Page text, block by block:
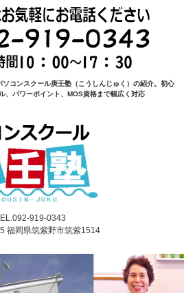
コンスクール庚壬塾（こうしんじゅく）の紹介。初心
、パワーポイント、MOS資格まで幅広く対応
919-0343
福岡県筑紫野市筑紫1514